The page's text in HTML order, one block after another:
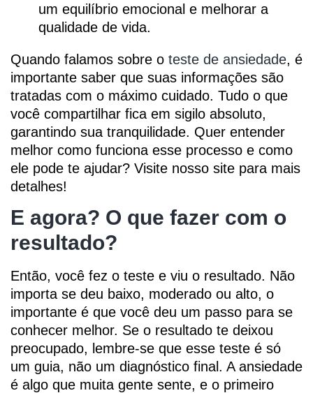
um equilíbrio emocional e melhorar a
qualidade de vida.
Quando falamos sobre o teste de ansiedade, é
importante saber que suas informações são
tratadas com o máximo cuidado. Tudo o que
você compartilhar fica em sigilo absoluto,
garantindo sua tranquilidade. Quer entender
melhor como funciona esse processo e como
ele pode te ajudar? Visite nosso site para mais
detalhes!
E agora? O que fazer com o
resultado?
Então, você fez o teste e viu o resultado. Não
importa se deu baixo, moderado ou alto, o
importante é que você deu um passo para se
conhecer melhor. Se o resultado te deixou
preocupado, lembre-se que esse teste é só
um guia, não um diagnóstico final. A ansiedade
é algo que muita gente sente, e o primeiro